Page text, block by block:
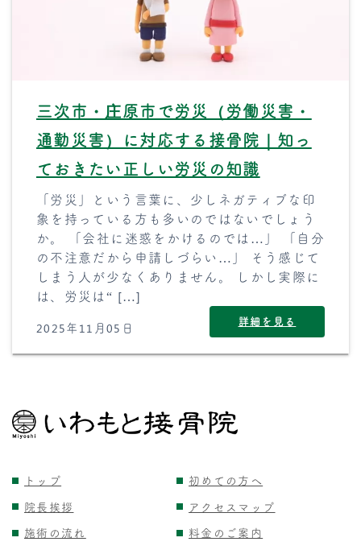
三次市・庄原市で労災（労働災害・
通勤災害）に対応する接骨院｜知っ
ておきたい正しい労災の知識
「労災」という言葉に、少しネガティブな印
象を持っている方も多いのではないでしょう
か。 「会社に迷惑をかけるのでは…」 「自分
の不注意だから申請しづらい…」 そう感じて
しまう人が少なくありません。 しかし実際に
は、労災は“ […]
2025年11月05日 詳細を見る
トップ
初めての方へ
院長挨拶
アクセスマップ
施術の流れ
料金のご案内